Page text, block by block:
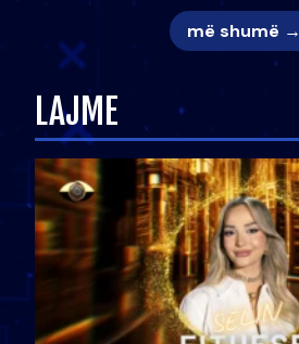
më shumë →
LAJME